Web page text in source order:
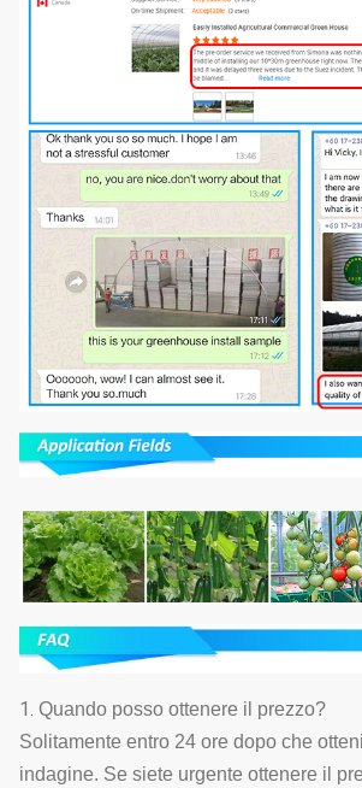
1. Quando posso ottenere il prezzo?
Solitamente entro 24 ore dopo che
indagine. Se siete urgente ottenere il